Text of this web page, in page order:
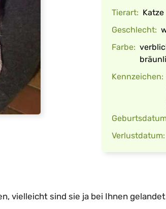
Tierart: Katze
Geschlecht:
Farbe:
Kennzeichen:
Verlustdatum:
vielleicht sind sie ja bei Ihnen